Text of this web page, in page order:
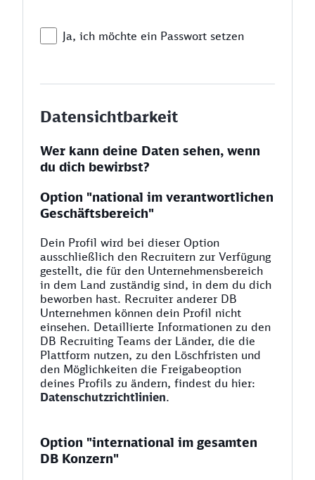
Ja, ich möchte ein Passwort setzen
Datensichtbarkeit
Wer kann deine Daten sehen, wenn
du dich bewirbst?
Option "national im verantwortlichen
Geschäftsbereich"
Dein Profil wird bei dieser Option
ausschließlich den Recruitern zur Verfügung
gestellt, die für den Unternehmensbereich
in dem Land zuständig sind, in dem du dich
beworben hast. Recruiter anderer DB
Unternehmen können dein Profil nicht
einsehen. Detaillierte Informationen zu den
DB Recruiting Teams der Länder, die die
Plattform nutzen, zu den Löschfristen und
den Möglichkeiten die Freigabeoption
deines Profils zu ändern, findest du hier:
Datenschutzrichtlinien.
Option "international im gesamten
DB Konzern"